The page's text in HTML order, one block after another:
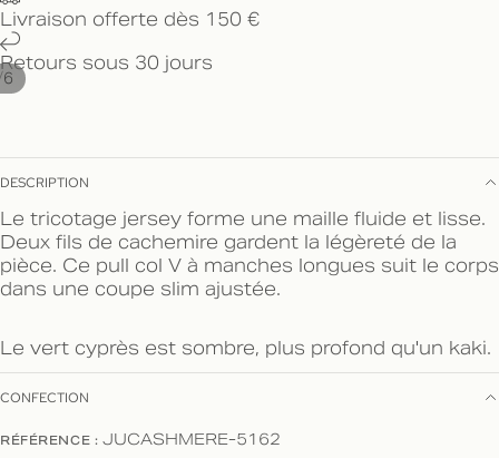
6
Livraison offerte dès 150 €
Retours sous 30 jours
DESCRIPTION
Le tricotage jersey forme une maille fluide et lisse.
Deux fils de cachemire gardent la légèreté de la
pièce. Ce pull col V à manches longues suit le corps
dans une coupe slim ajustée.
Le vert cyprès est sombre, plus profond qu'un kaki.
CONFECTION
RÉFÉRENCE : JUCASHMERE-5162